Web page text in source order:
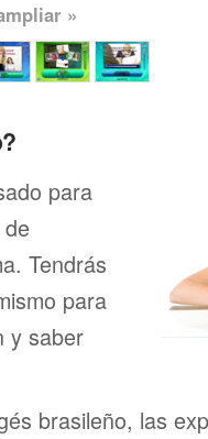
»
para
Tendrás
para
y saber
brasileño, las